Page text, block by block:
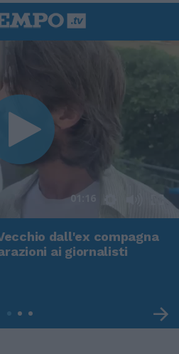
01:16
dall'ex compagna
ai giornalisti